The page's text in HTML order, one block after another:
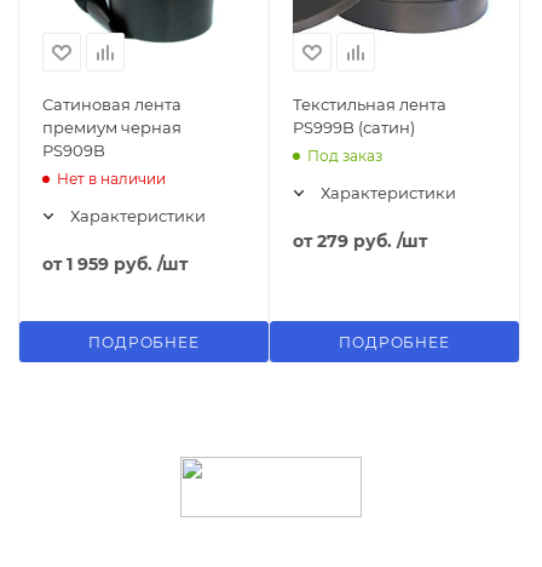
Сатиновая лента
премиум черная
PS909B
Нет в наличии
Характеристики
от1 959 руб. /шт
ПОДРОБНЕЕ
Текстильная лента
PS999B (сатин)
Под заказ
Характеристики
от279 руб. /шт
ПОДРОБНЕЕ